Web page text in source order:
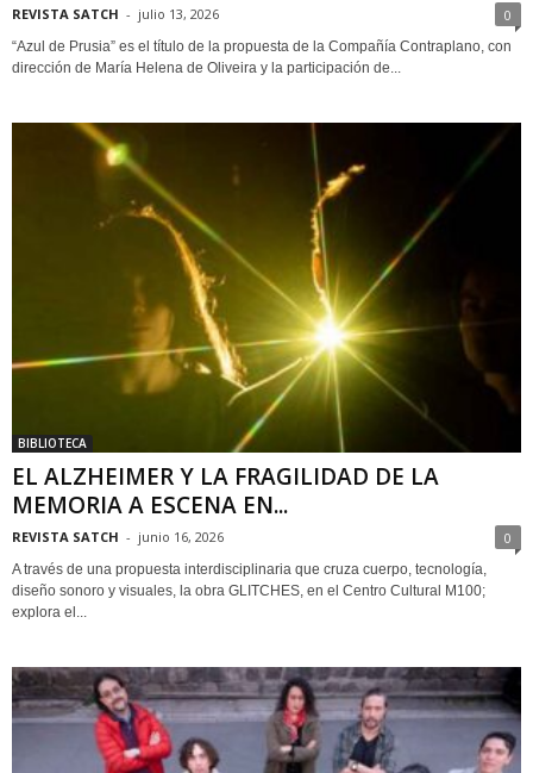
REVISTA SATCH - julio 13, 2026 0
“Azul de Prusia” es el título de la propuesta de la Compañía Contraplano, con
dirección de María Helena de Oliveira y la participación de...
BIBLIOTECA
EL ALZHEIMER Y LA FRAGILIDAD DE LA
MEMORIA A ESCENA EN...
REVISTA SATCH - junio 16, 2026 0
A través de una propuesta interdisciplinaria que cruza cuerpo, tecnología,
diseño sonoro y visuales, la obra GLITCHES, en el Centro Cultural M100;
explora el...